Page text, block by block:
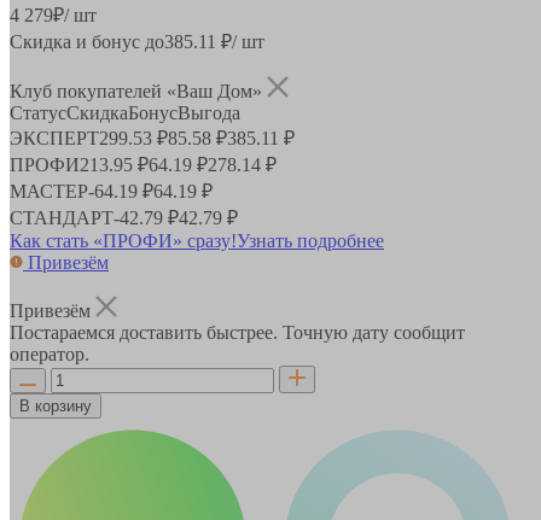
4 279₽/ шт
Скидка и бонус до385.11 ₽/ шт
Клуб покупателей «Ваш Дом»
СтатусСкидкаБонусВыгода
ЭКСПЕРТ299.53 ₽85.58 ₽385.11 ₽
ПРОФИ213.95 ₽64.19 ₽278.14 ₽
МАСТЕР-64.19 ₽64.19 ₽
СТАНДАРТ-42.79 ₽42.79 ₽
Как стать «ПРОФИ» сразу!Узнать подробнее
Привезём
Привезём
Постараемся доставить быстрее. Точную дату сообщит
оператор.
В корзину